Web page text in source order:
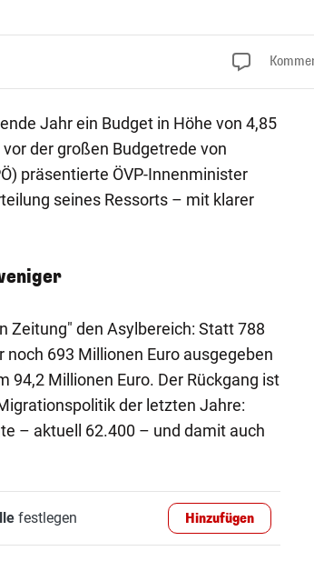
Jahr ein Budget in Höhe von 4,85
der großen Budgetrede von
präsentierte ÖVP-Innenminister
seines Ressorts – mit klarer
Zeitung" den Asylbereich: Statt 788
693 Millionen Euro ausgegeben
94,2 Millionen Euro. Der Rückgang ist
der letzten Jahre:
– aktuell 62.400 – und damit auch
festlegen Hinzufügen